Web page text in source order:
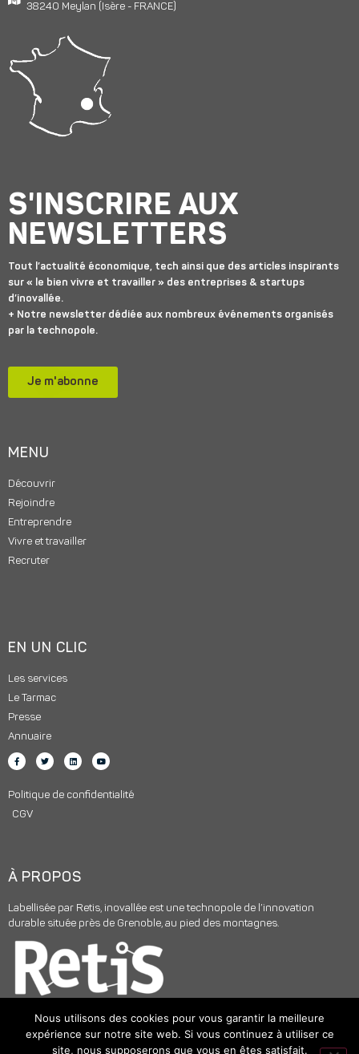
38240 Meylan (Isère - FRANCE)
S'INSCRIRE AUX
NEWSLETTERS
Tout l’actualité économique, tech ainsi que des articles inspirants
sur « le bien vivre et travailler » des entreprises & startups
d’inovallée.
+ Notre newsletter dédiée aux nombreux événements organisés
par la technopole.
Je m'abonne
MENU
Découvrir
Rejoindre
Entreprendre
Vivre et travailler
Recruter
EN UN CLIC
Les services
Le Tarmac
Presse
Annuaire
Politique de confidentialité
CGV
À PROPOS
Labellisée par Retis, inovallée est une technopole de l’innovation
durable située près de Grenoble, au pied des montagnes.
Nous utilisons des cookies pour vous garantir la meilleure
expérience sur notre site web. Si vous continuez à utiliser ce
site, nous supposerons que vous en êtes satisfait.